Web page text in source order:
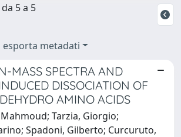
5 a 5
esporta metadati
MASS SPECTRA AND
DISSOCIATION OF
AMINO ACIDS
Tarzia, Giorgio;
Spadoni, Gilberto; Curcuruto,